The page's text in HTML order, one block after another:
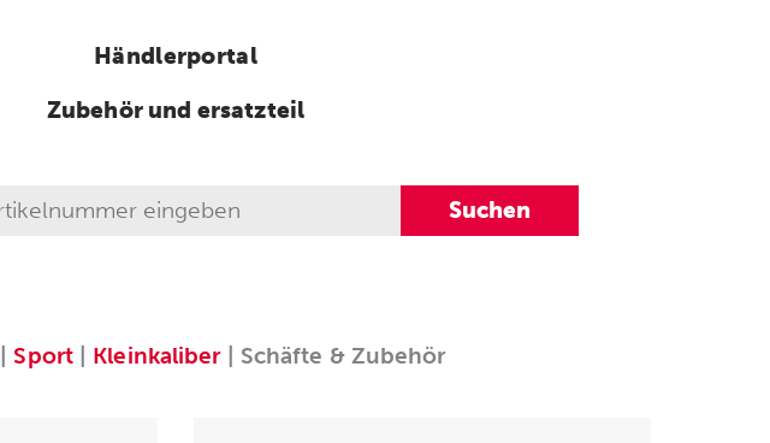
Händlerportal
Zubehör und ersatzteil
|Sport| Kleinkaliber| Schäfte & Zubehör